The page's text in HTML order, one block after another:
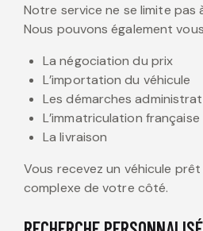
Notre service ne se limite pas
Nous pouvons également
La négociation du prix
L’importation du véhicule
Les démarches
L’immatriculation française
La livraison
Vous recevez un véhicule
complexe de votre côté.